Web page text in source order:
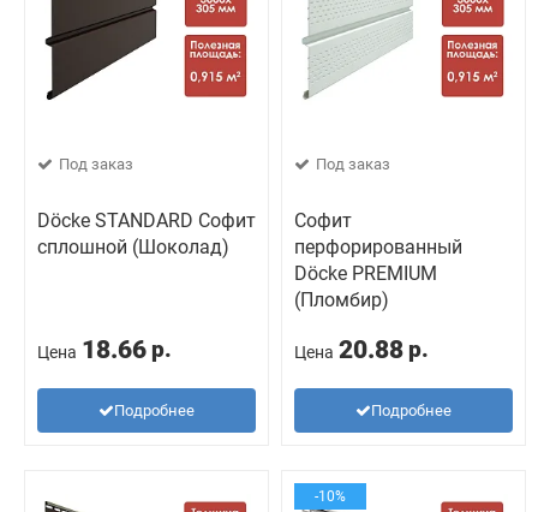
Под заказ
Döcke STANDARD Софит
сплошной (Шоколад)
Цена 18.66 р.
Подробнее
Под заказ
Софит
перфорированный
Döcke PREMIUM
(Пломбир)
Цена 20.88 р.
Подробнее
-10%